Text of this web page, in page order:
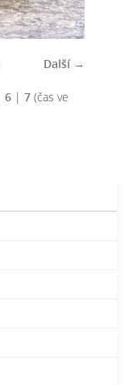
Další →
6 | 7 (čas ve